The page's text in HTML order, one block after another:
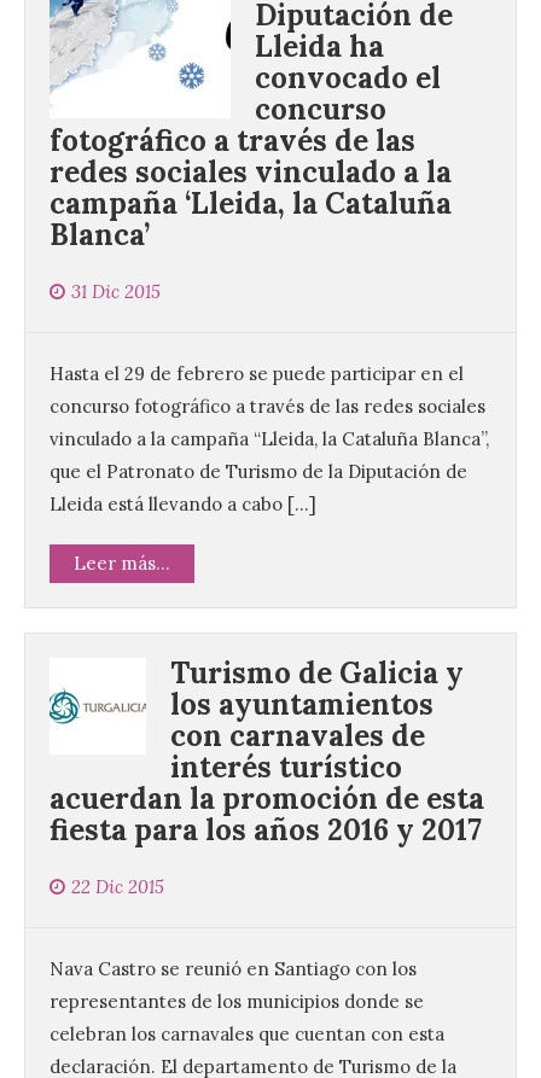
Diputación de
Lleida ha
convocado el
concurso
fotográfico a través de las
redes sociales vinculado a la
campaña ‘Lleida, la Cataluña
Blanca’
31 Dic 2015
Hasta el 29 de febrero se puede participar en el
concurso fotográfico a través de las redes sociales
vinculado a la campaña “Lleida, la Cataluña Blanca”,
que el Patronato de Turismo de la Diputación de
Lleida está llevando a cabo […]
Leer más...
Turismo de Galicia y
los ayuntamientos
con carnavales de
interés turístico
acuerdan la promoción de esta
fiesta para los años 2016 y 2017
22 Dic 2015
Nava Castro se reunió en Santiago con los
representantes de los municipios donde se
celebran los carnavales que cuentan con esta
declaración. El departamento de Turismo de la